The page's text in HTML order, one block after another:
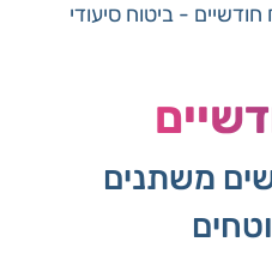
חודשיים - ביטוח סיעודי
משתנים